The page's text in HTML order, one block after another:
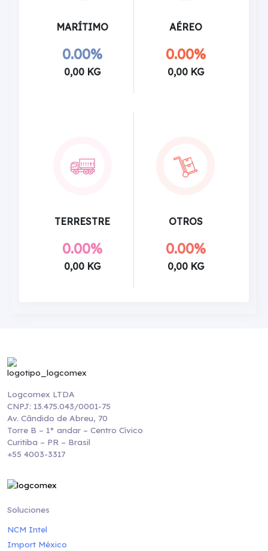
MARÍTIMO
0.00%
0,00 KG
AÉREO
0.00%
0,00 KG
TERRESTRE
0.00%
0,00 KG
OTROS
0.00%
0,00 KG
Logcomex LTDA
CNPJ: 13.475.043/0001-75
Av. Cândido de Abreu, 70
Torre B – 1° andar – Centro Cívico
Curitiba – PR – Brasil
+55 4003-3317
Soluciones
NCM Intel
Import México